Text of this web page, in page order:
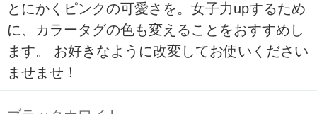
とにかくピンクの可愛さを。女子力upするため
に、カラータグの色も変えることをおすすめし
ます。 お好きなように改変してお使いください
ませませ！